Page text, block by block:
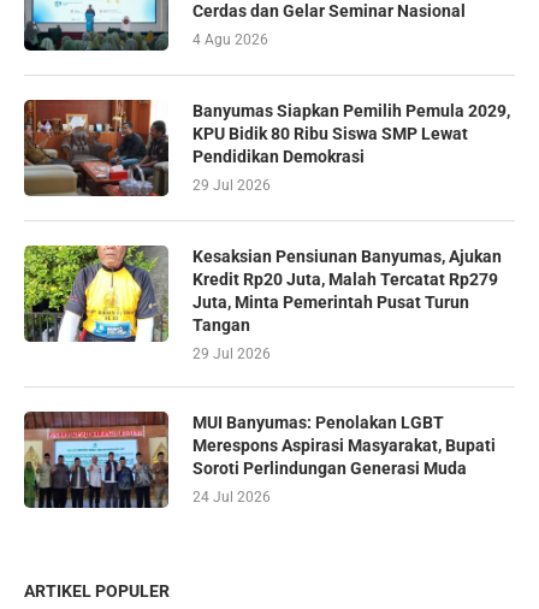
Cerdas dan Gelar Seminar Nasional
4 Agu 2026
Banyumas Siapkan Pemilih Pemula 2029,
KPU Bidik 80 Ribu Siswa SMP Lewat
Pendidikan Demokrasi
29 Jul 2026
Kesaksian Pensiunan Banyumas, Ajukan
Kredit Rp20 Juta, Malah Tercatat Rp279
Juta, Minta Pemerintah Pusat Turun
Tangan
29 Jul 2026
MUI Banyumas: Penolakan LGBT
Merespons Aspirasi Masyarakat, Bupati
Soroti Perlindungan Generasi Muda
24 Jul 2026
ARTIKEL POPULER